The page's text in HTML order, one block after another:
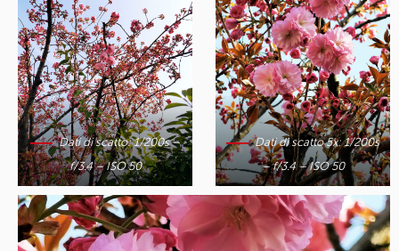
Dati di scatto: 1/200s –
f/3.4 – ISO 50
Dati di scatto 5x: 1/200s
– f/3.4 – ISO 50